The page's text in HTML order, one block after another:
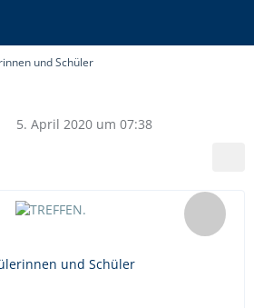
und Schüler
5. April 2020 um 07:38
und Schüler